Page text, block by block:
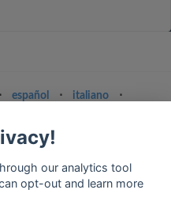
⋅ español ⋅ italiano
⋅
our analytics tool
opt-out and learn more